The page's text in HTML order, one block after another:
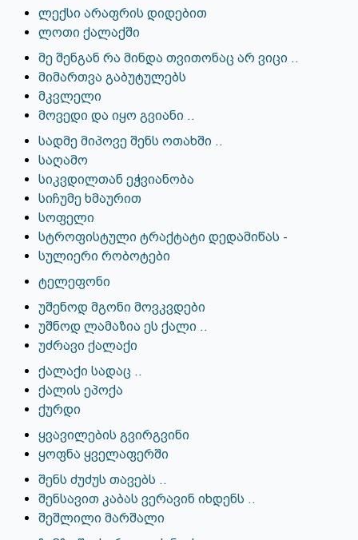
ლექსი არაფრის დიდებით
ლოთი ქალაქში
მე შენგან რა მინდა თვითონაც არ ვიცი ..
მიმართვა გაბუტულებს
მკვლელი
მოვედი და იყო გვიანი ..
სადმე მიპოვე შენს ოთახში ..
საღამო
სიკვდილთან ეჭვიანობა
სიჩუმე ხმაურით
სოფელი
სტროფისტული ტრაქტატი დედამიწას -
სულიერი რობოტები
ტელეფონი
უშენოდ მგონი მოვკვდები
უშნოდ ლამაზია ეს ქალი ..
უძრავი ქალაქი
ქალაქი სადაც ..
ქალის ეპოქა
ქურდი
ყვავილების გვირგვინი
ყოფნა ყველაფერში
შენს ძუძუს თავებს ..
შენსავით კაბას ვერავინ იხდენს ..
შეშლილი მარშალი